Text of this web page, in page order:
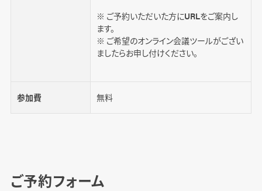
※ ご予約いただいた方にURLをご案内し
ます。
※ ご希望のオンライン会議ツールがござい
ましたらお申し付けください。
参加費 無料
ご予約フォーム